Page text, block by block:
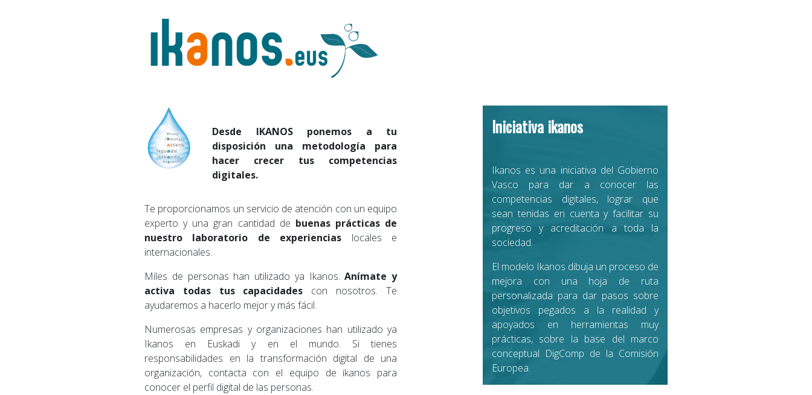
Desde IKANOS ponemos a tu
disposición una metodología para
hacer crecer tus competencias
digitales.
Te proporcionamos un servicio de atención con un equipo
experto y una gran cantidad de buenas prácticas de
nuestro laboratorio de experiencias locales e
internacionales.
Miles de personas han utilizado ya Ikanos.Anímate y
activa todas tus capacidades con nosotros. Te
ayudaremos a hacerlo mejor y más fácil.
Numerosas empresas y organizaciones han utilizado ya
Ikanos en Euskadi y en el mundo. Si tienes
responsabilidades en la transformación digital de una
organización, contacta con el equipo de ikanos para
conocer el perfil digital de las personas.
Iniciativa ikanos
Ikanos es una iniciativa del Gobierno
Vasco para dar a conocer las
competencias digitales, lograr que
sean tenidas en cuenta y facilitar su
progreso y acreditación a toda la
sociedad.
El modelo Ikanos dibuja un proceso de
mejora con una hoja de ruta
personalizada para dar pasos sobre
objetivos pegados a la realidad y
apoyados en herramientas muy
prácticas, sobre la base del marco
conceptual DigComp de la Comisión
Europea.